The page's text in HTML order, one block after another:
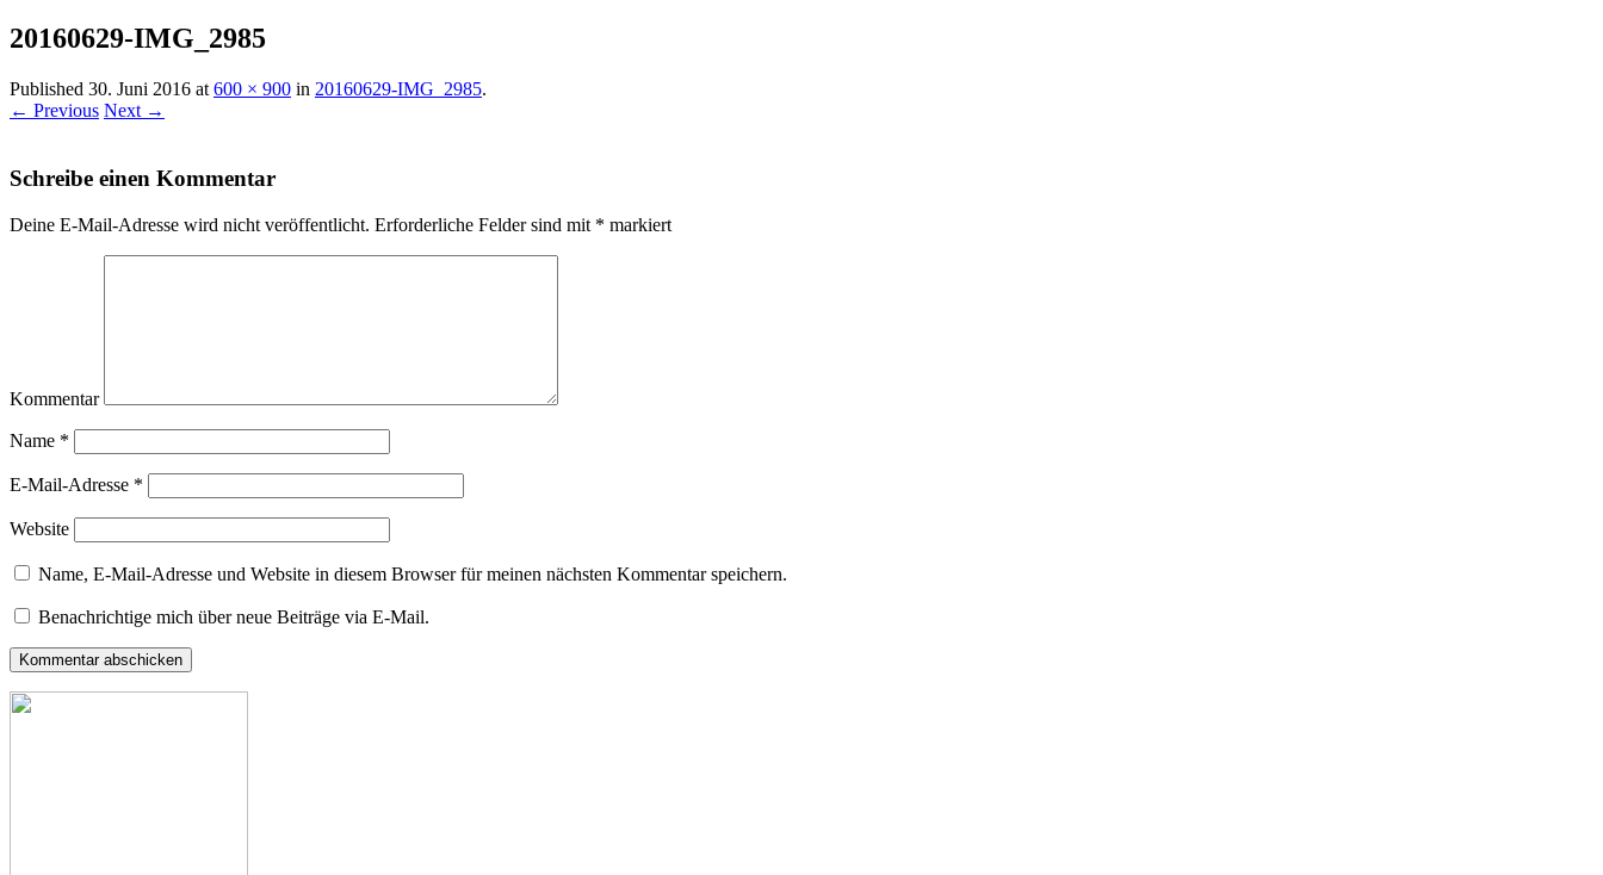
20160629-IMG_2985
Published 30. Juni 2016 at 600 × 900 in 20160629-IMG_2985.
← Previous Next →
Schreibe einen Kommentar
Deine E-Mail-Adresse wird nicht veröffentlicht. Erforderliche Felder sind mit * markiert
Kommentar
Name *
E-Mail-Adresse *
Website
Name, E-Mail-Adresse und Website in diesem Browser für meinen nächsten Kommentar speichern.
Benachrichtige mich über neue Beiträge via E-Mail.